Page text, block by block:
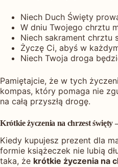
Niech Duch Święty
W dniu Twojego chrztu
Niech sakrament chrztu
Życzę Ci, abyś w
Niech Twoja droga
Pamiętajcie, że w tych
kompas, który pomaga nie
na całą przyszłą drogę.
Krótkie życzenia na chrzest święty
Kiedy kupujesz prezent dla
formie książeczek nie lubią
taka, że krótkie życzenia na